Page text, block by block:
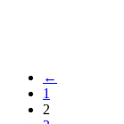
←
1
2